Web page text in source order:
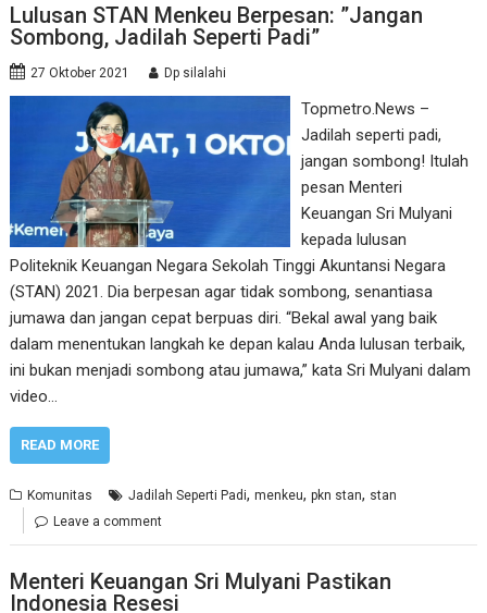
Lulusan STAN Menkeu Berpesan: ”Jangan
Sombong, Jadilah Seperti Padi”
27 Oktober 2021 Dp silalahi
Topmetro.News –
Jadilah seperti padi,
jangan sombong! Itulah
pesan Menteri
Keuangan Sri Mulyani
kepada lulusan
Politeknik Keuangan Negara Sekolah Tinggi Akuntansi Negara
(STAN) 2021. Dia berpesan agar tidak sombong, senantiasa
jumawa dan jangan cepat berpuas diri. “Bekal awal yang baik
dalam menentukan langkah ke depan kalau Anda lulusan terbaik,
ini bukan menjadi sombong atau jumawa,” kata Sri Mulyani dalam
video…
READ MORE
Komunitas Jadilah Seperti Padi,menkeu,pkn stan, stan
Leave a comment
Menteri Keuangan Sri Mulyani Pastikan
Indonesia Resesi